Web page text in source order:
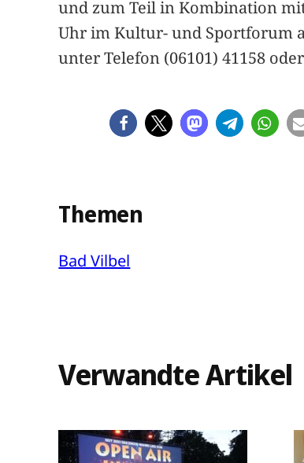
und zum Teil in Kombination
Uhr im Kultur- und Sportforum
unter Telefon (06101) 41158
Themen
Bad Vilbel
Verwandte Artikel